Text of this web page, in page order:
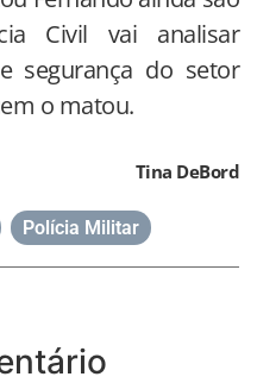
Civil vai analisar
segurança do setor
o matou.
Tina DeBord
Polícia Militar